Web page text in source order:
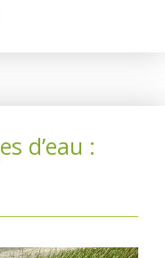
d’eau :